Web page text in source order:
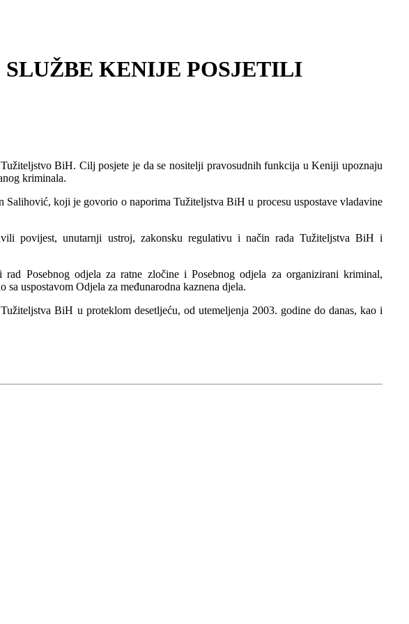
SLUŽBE KENIJE POSJETILI
BiH. Cilj posjete je da se nositelji pravosudnih funkcija u Keniji upoznaju
kriminala.
Salihović, koji je govorio o naporima Tužiteljstva BiH u procesu uspostave vladavine
povijest, unutarnji ustroj, zakonsku regulativu i način rada Tužiteljstva BiH i
Posebnog odjela za ratne zločine i Posebnog odjela za organizirani kriminal,
uspostavom Odjela za međunarodna kaznena djela.
BiH u proteklom desetljeću, od utemeljenja 2003. godine do danas, kao i